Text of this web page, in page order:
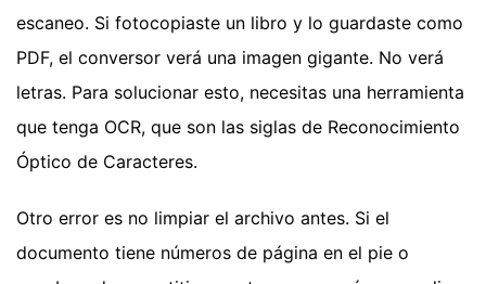
escaneo. Si fotocopiaste un libro y lo guardaste como
PDF, el conversor verá una imagen gigante. No verá
letras. Para solucionar esto, necesitas una herramienta
que tenga OCR, que son las siglas de Reconocimiento
Óptico de Caracteres.
Otro error es no limpiar el archivo antes. Si el
documento tiene números de página en el pie o